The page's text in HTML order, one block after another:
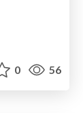
0 56